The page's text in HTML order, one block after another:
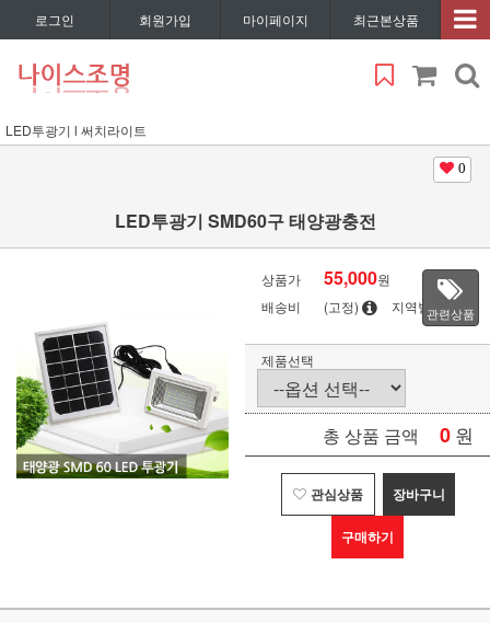
로그인 회원가입 마이페이지 최근본상품
LED투광기 l 써치라이트
0
LED투광기 SMD60구 태양광충전
상품가 55,000원
배송비
(고정) 지역별관련상품
제품선택
총 상품 금액 0 원
관심상품 장바구니
구매하기